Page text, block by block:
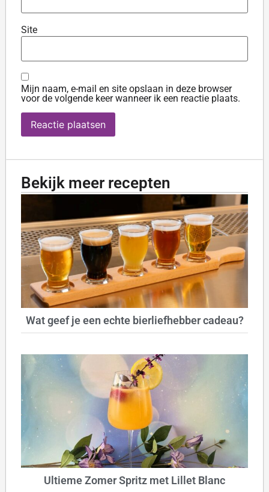
Site
Mijn naam, e-mail en site opslaan in deze browser
voor de volgende keer wanneer ik een reactie plaats.
Bekijk meer recepten
Wat geef je een echte bierliefhebber cadeau?
Ultieme Zomer Spritz met Lillet Blanc